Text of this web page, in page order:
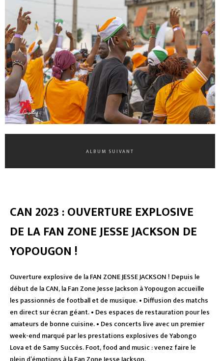
ALBUM SUIVANT
CAN 2023 : OUVERTURE EXPLOSIVE
DE LA FAN ZONE JESSE JACKSON DE
YOPOUGON !
Ouverture explosive de la FAN ZONE JESSE JACKSON ! Depuis le
début de la CAN, la Fan Zone Jesse Jackson à Yopougon accueille
les passionnés de football et de musique. • Diffusion des matchs
en direct sur écran géant. • Des espaces de restauration pour les
amateurs de bonne cuisine. • Des concerts live avec un premier
week-end marqué par les prestations explosives de Yabongo
Lova et de Samy Succès. Foot, food and music : venez faire le